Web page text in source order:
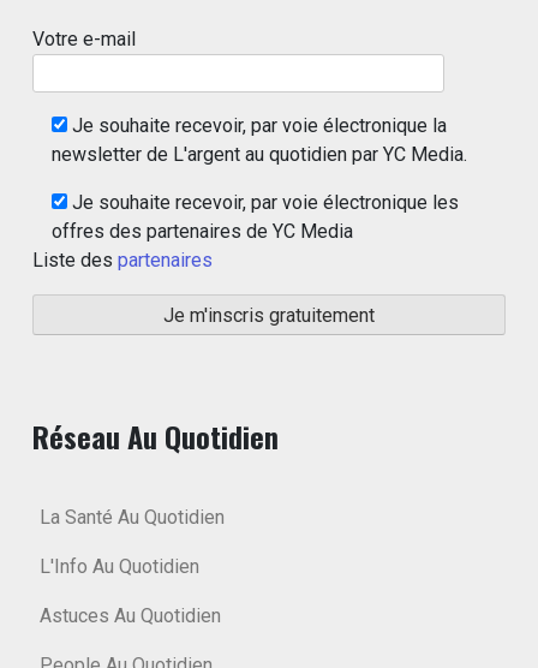
Votre e-mail
Je souhaite recevoir, par voie électronique la
newsletter de L'argent au quotidien par YC Media.
Je souhaite recevoir, par voie électronique les
offres des partenaires de YC Media
Liste des partenaires
Réseau Au Quotidien
La Santé Au Quotidien
L'Info Au Quotidien
Astuces Au Quotidien